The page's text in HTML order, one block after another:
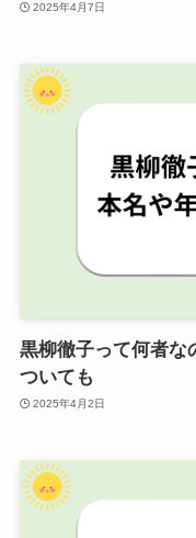
2025年4月7日
黒柳徹子って何者な
ついても
2025年4月2日